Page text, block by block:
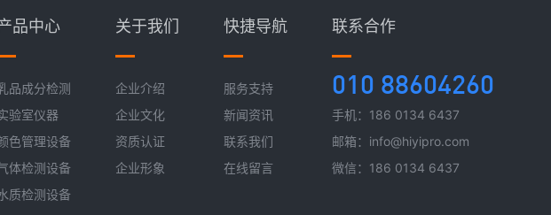
品中心
品成分检测
验室仪器
色管理设备
体检测设备
质检测设备
关于我们
企业介绍
企业文化
资质认证
企业形象
快捷导航
服务支持
新闻资讯
联系我们
在线留言
联系合作
010 88604260
手机：186 0134 6437
邮箱：info@hiyipro.com
微信：186 0134 6437